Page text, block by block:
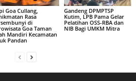
Goa Cullang,
Rasa
di
Goa Taman
Mandiri Kecamatan
Pandan
Gandeng DPMPTSP
Kutim, LPB Pama Gelar
Pelatihan OSS-RBA dan
NIB Bagi UMKM Mitra